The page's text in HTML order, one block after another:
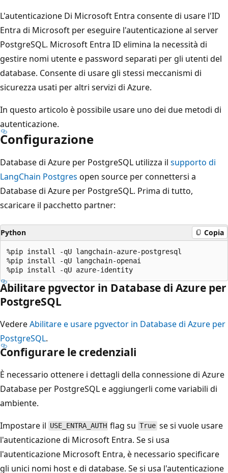
L'autenticazione Di Microsoft Entra consente di usare l'ID
Entra di Microsoft per eseguire l'autenticazione al server
PostgreSQL. Microsoft Entra ID elimina la necessità di
gestire nomi utente e password separati per gli utenti del
database. Consente di usare gli stessi meccanismi di
sicurezza usati per altri servizi di Azure.
In questo articolo è possibile usare uno dei due metodi di
autenticazione.
Configurazione
Database di Azure per PostgreSQL utilizza il supporto di
LangChain Postgres open source per connettersi a
Database di Azure per PostgreSQL. Prima di tutto,
scaricare il pacchetto partner:
Python Copia
%pip install -qU langchain-azure-postgresql
%pip install -qU langchain-openai
Abilitare pgvector in Database di Azure per
PostgreSQL
VedereAbilitare e usare pgvector in Database di Azure per
PostgreSQL.
Configurare le credenziali
È necessario ottenere i dettagli della connessione di Azure
Database per PostgreSQL e aggiungerli come variabili di
ambiente.
Impostare il USE_ENTRA_AUTH flag suTruese si vuole usare
l'autenticazione di Microsoft Entra. Se si usa
l'autenticazione Microsoft Entra, è necessario specificare
gli unici nomi host e di database. Se si usa l'autenticazione